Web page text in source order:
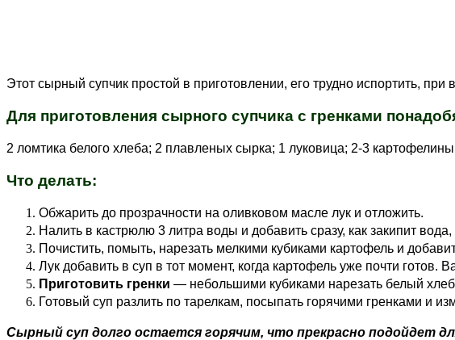
Этот сырный супчик простой в приготовлении, его трудно испортить,
Для приготовления сырного супчика с гренками
2 ломтика белого хлеба; 2 плавленых сырка; 1 луковица; 2-3
Что делать:
Обжарить до прозрачности на оливковом масле лук и отложить.
Налить в кастрюлю 3 литра воды и добавить сразу, как закипит
Почистить, помыть, нарезать мелкими кубиками картофель и
Лук добавить в суп в тот момент, когда картофель уже почти готов.
Приготовить гренки — небольшими кубиками нарезать белый
Готовый суп разлить по тарелкам, посыпать горячими гренками и
Сырный суп долго остается горячим, что прекрасно подойдет